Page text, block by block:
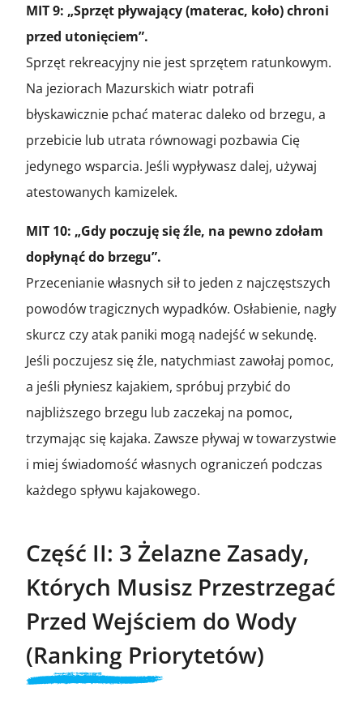
MIT 9: „Sprzęt pływający (materac, koło) chroni
przed utonięciem”.
Sprzęt rekreacyjny nie jest sprzętem ratunkowym.
Na jeziorach Mazurskich wiatr potrafi
błyskawicznie pchać materac daleko od brzegu, a
przebicie lub utrata równowagi pozbawia Cię
jedynego wsparcia. Jeśli wypływasz dalej, używaj
atestowanych kamizelek.
MIT 10: „Gdy poczuję się źle, na pewno zdołam
dopłynąć do brzegu”.
Przecenianie własnych sił to jeden z najczęstszych
powodów tragicznych wypadków. Osłabienie, nagły
skurcz czy atak paniki mogą nadejść w sekundę.
Jeśli poczujesz się źle, natychmiast zawołaj pomoc,
a jeśli płyniesz kajakiem, spróbuj przybić do
najbliższego brzegu lub zaczekaj na pomoc,
trzymając się kajaka. Zawsze pływaj w towarzystwie
i miej świadomość własnych ograniczeń podczas
każdego spływu kajakowego.
Część II: 3 Żelazne Zasady,
Których Musisz Przestrzegać
Przed Wejściem do Wody
(Ranking Priorytetów)